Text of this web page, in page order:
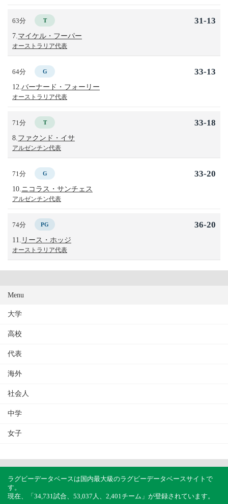
63分 T
7. マイケル・フーパー
オーストラリア代表
31-13
64分 G
12. バーナード・フォーリー
オーストラリア代表
33-13
71分 T
8. ファクンド・イサ
アルゼンチン代表
33-18
71分 G
10. ニコラス・サンチェス
アルゼンチン代表
33-20
74分 PG
11. リース・ホッジ
オーストラリア代表
36-20
Menu
大学
高校
代表
海外
社会人
中学
女子
ラグビーデータベースは国内最大級のラグビーデータベースサイトで
す。
現在、「34,731試合、53,037人、2,401チーム」が登録されています。